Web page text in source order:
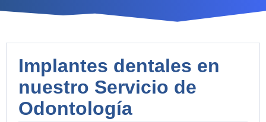
Implantes dentales en
nuestro Servicio de
Odontología